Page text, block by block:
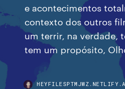
e acontecimentos
contexto dos outros
um terrir, na verdade,
tem um propósito,